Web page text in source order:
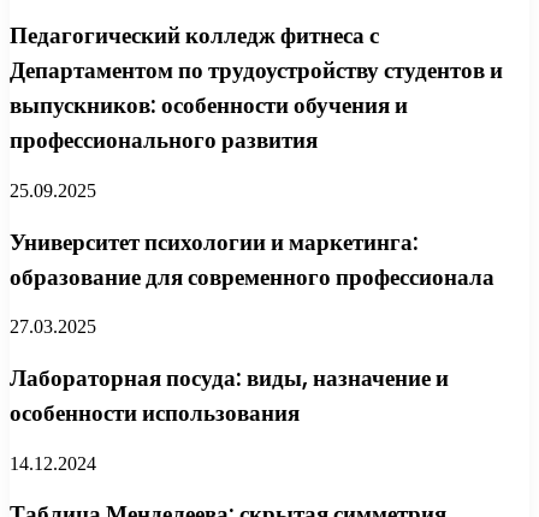
Педагогический колледж фитнеса с
Департаментом по трудоустройству студентов и
выпускников: особенности обучения и
профессионального развития
25.09.2025
Университет психологии и маркетинга:
образование для современного профессионала
27.03.2025
Лабораторная посуда: виды, назначение и
особенности использования
14.12.2024